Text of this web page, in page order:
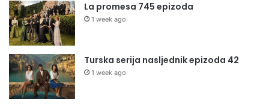
La promesa 745 epizoda
1 week ago
Turska serija nasljednik epizoda 42
1 week ago